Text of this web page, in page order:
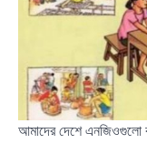
আমাদের দেশে এনজিওগুলো